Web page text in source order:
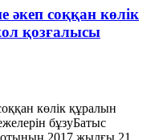
әкеп соққан көлік
қозғалысы
көлік құралын
бұзуБатыс
2017 жылғы 21